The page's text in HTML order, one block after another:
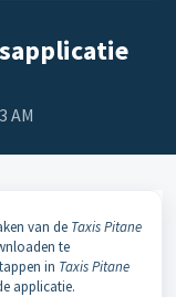
AM
van de Taxis Pitane
te
in Taxis Pitane
applicatie.